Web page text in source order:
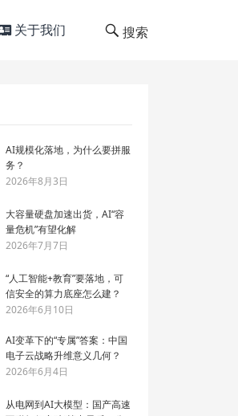
关于我们 搜索
AI规模化落地，为什么要拼服
务？
2026年8月3日
大容量硬盘加速出货，AI“容
量危机”有望化解
2026年7月7日
“人工智能+教育”要落地，可
信安全的算力底座怎么建？
2026年6月10日
AI变革下的“专属”答案：中国
电子云战略升维意义几何？
2026年6月4日
从电网到AI大模型：国产高速